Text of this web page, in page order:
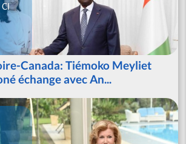
CI
Canada: Tiémoko Meyliet
échange avec An...